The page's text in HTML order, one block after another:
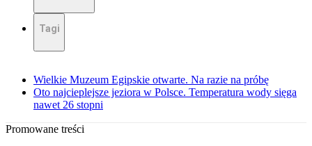
Tagi
Wielkie Muzeum Egipskie otwarte. Na razie na próbę
Oto najcieplejsze jeziora w Polsce. Temperatura wody sięga
nawet 26 stopni
Promowane treści